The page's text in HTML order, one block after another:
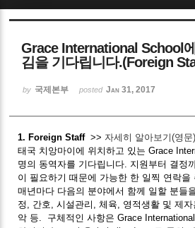
Grace International School
김을 기다립니다.(Foreign
by 국제본부 posted Jan 31, 2017
1. Foreign Staff>> 자세히 알아보기(영문)
태국 치앙마이에 위치하고 있는 Grace
명의 동역자를 기다립니다. 지원부터 결정
이 필요하기 때문에 가능한 한 일찍 연락을
매년마다 다음의 분야에서 함께 일할 분들
정, 간호, 시설관리, 체육, 영적생활 및 제
악 등. 구체적인 사항은 Grace
Sketchbook5, 스
Sketchbook5, 스